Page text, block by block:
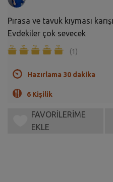
Pırasa ve tavuk kıyması
Evdekiler çok sevecek
(1)
Hazırlama 30 dakika
6 Kişilik
FAVORİLERİME
EKLE